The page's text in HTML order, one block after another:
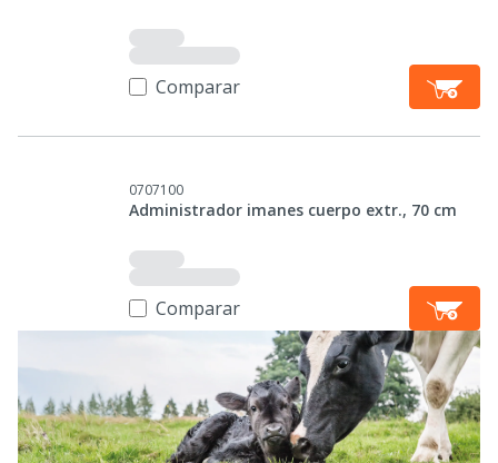
Comparar
0707100
Administrador imanes cuerpo extr., 70 cm
Comparar